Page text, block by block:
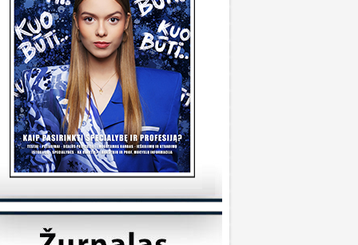
KVK
Utenos kolegija
kada reikėtu kreiptis del užskaitymu
iš pabaigtos kolegijos/profesines
? Ir kur reikia kreiptis? Ačiū
kreiptis reikia prasidėjus studijų metams
katedrą, kuriai priklauso Jūsų studijų programa.
Sandra
Klaipėdos universitetas
metu į Geografijos studijų programą priimti
studentai.
Vilniaus universitetas
diena, dėkojame už laišką. Dėl
studijų plano kreipkitės į